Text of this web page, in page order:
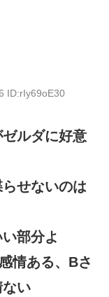
ID:rIy69oE30
ルダに好意
せないのは
部分よ
情ある、Bさ
い